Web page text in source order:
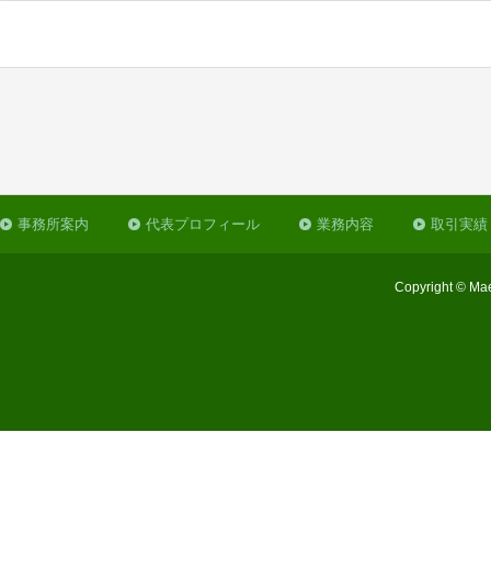
事務所案内 代表プロフィール 業務内容 取引実績
Copyright ©